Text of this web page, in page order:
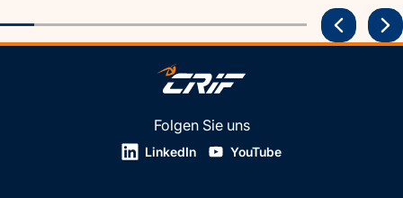
Folgen Sie uns
LinkedIn YouTube